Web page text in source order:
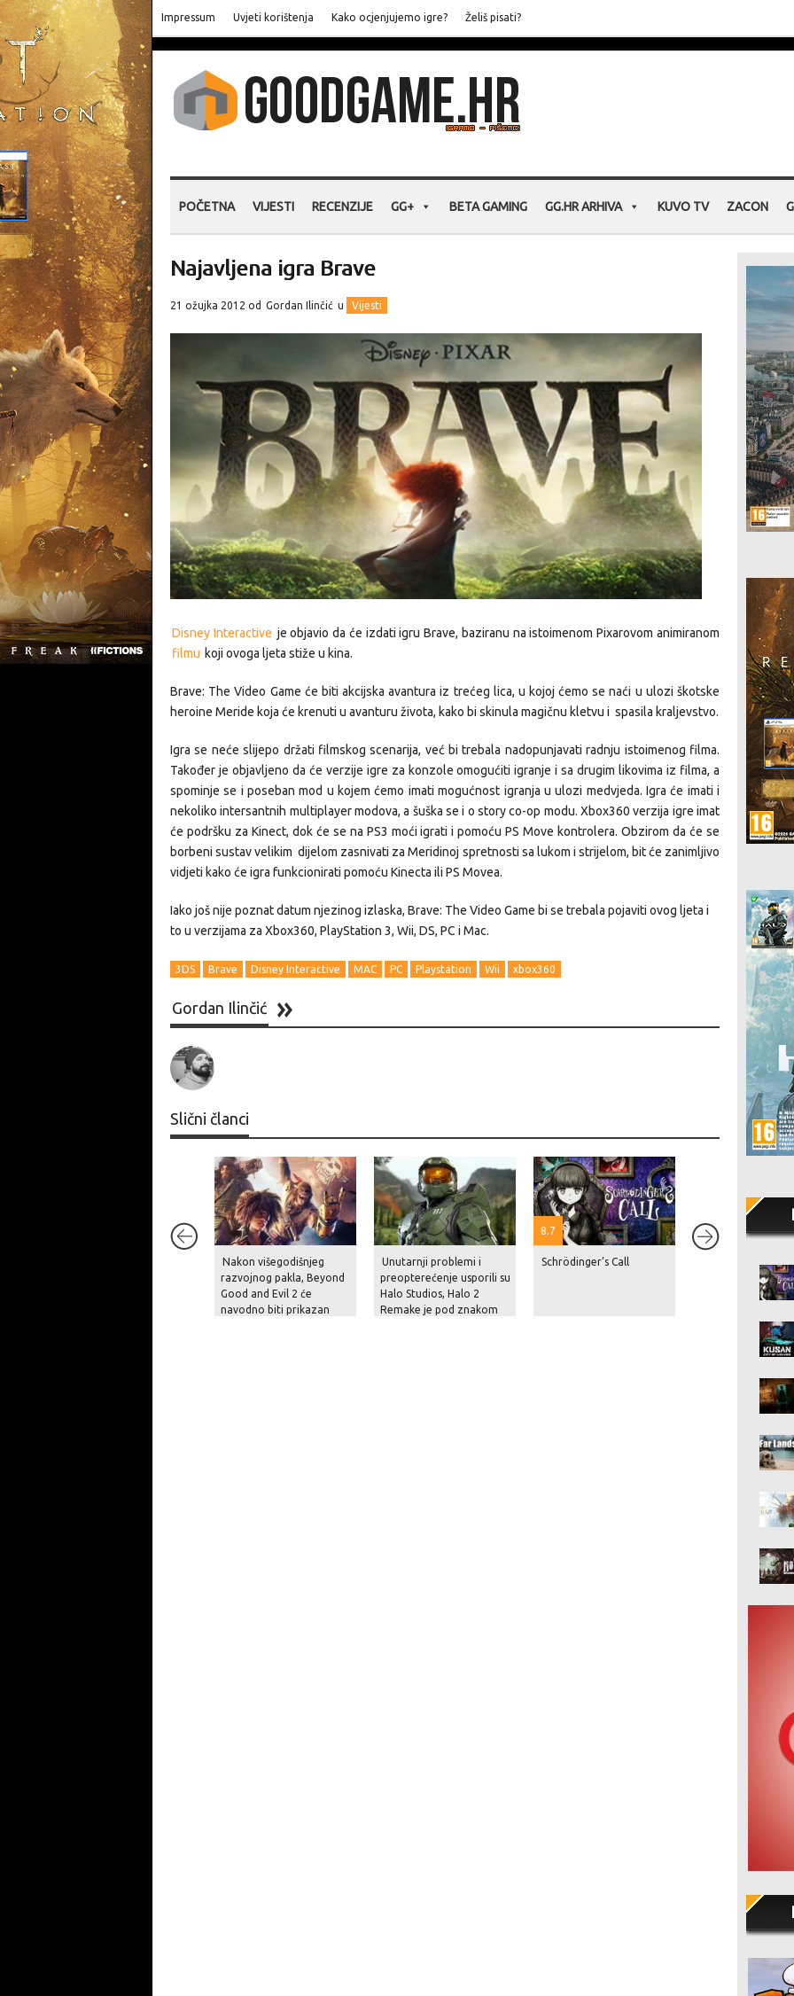
Impressum Uvjeti korištenja Kako ocjenjujemo igre? Želiš pisati?
POČETNA VIJESTI RECENZIJE GG+ BETA GAMING GG.HR ARHIVA KUVO TV ZACON
Najavljena igra Brave
21 ožujka 2012 od Gordan Ilinčić u Vijesti
Disney Interactive je objavio da će izdati igru Brave, baziranu na istoimenom Pixarovom animiranom
filmu koji ovoga ljeta stiže u kina.
Brave: The Video Game će biti akcijska avantura iz trećeg lica, u kojoj ćemo se naći u ulozi škotske
heroine Meride koja će krenuti u avanturu života, kako bi skinula magičnu kletvu i spasila kraljevstvo.
Igra se neće slijepo držati filmskog scenarija, već bi trebala nadopunjavati radnju istoimenog filma.
Također je objavljeno da će verzije igre za konzole omogućiti igranje i sa drugim likovima iz filma, a
spominje se i poseban mod u kojem ćemo imati mogućnost igranja u ulozi medvjeda. Igra će imati i
nekoliko intersantnih multiplayer modova, a šuška se i o story co-op modu. Xbox360 verzija igre imat
će podršku za Kinect, dok će se na PS3 moći igrati i pomoću PS Move kontrolera. Obzirom da će se
borbeni sustav velikim dijelom zasnivati za Meridinoj spretnosti sa lukom i strijelom, bit će zanimljivo
vidjeti kako će igra funkcionirati pomoću Kinecta ili PS Movea.
Iako još nije poznat datum njezinog izlaska, Brave: The Video Game bi se trebala pojaviti ovog ljeta i
to u verzijama za Xbox360, PlayStation 3, Wii, DS, PC i Mac.
3DS Brave Disney Interactive MAC PC Playstation Wii xbox360
Gordan Ilinčić
Slični članci
Nakon višegodišnjeg
razvojnog pakla, Beyond
Good and Evil 2 će
navodno biti prikazan
Unutarnji problemi i
preopterećenje usporili su
Halo Studios, Halo 2
Remake je pod znakom
8.7
Schrödinger’s Call
Rockstaru blizu 100
milijuna dolara za
prikaza GTA VI